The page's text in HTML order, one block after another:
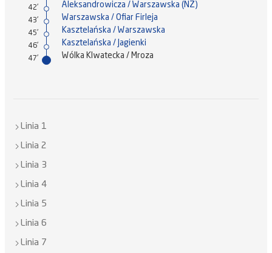
42' Aleksandrowicza / Warszawska (NŻ)
43' Warszawska / Ofiar Firleja
45' Kasztelańska / Warszawska
46' Kasztelańska / Jagienki
47' Wólka Klwatecka / Mroza
Linia 1
Linia 2
Linia 3
Linia 4
Linia 5
Linia 6
Linia 7